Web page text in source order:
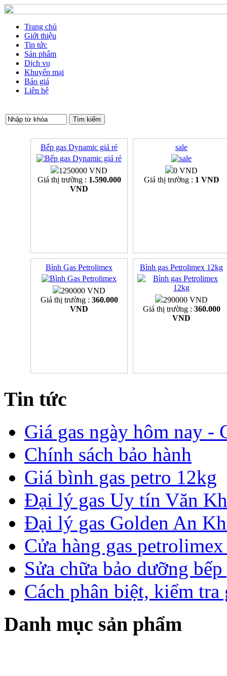
Trang chủ
Giới thiệu
Tin tức
Sản phẩm
Dịch vụ
Khuyến mại
Báo giá
Liên hệ
Bếp gas Dynamic giá rẻ
1250000 VND
Giá thị trường : 1.590.000
VND
sale
0 VND
Giá thị trường : 1 VND
Bình Gas Petrolimex
290000 VND
Giá thị trường : 360.000
VND
Bình gas Petrolimex 12kg
290000 VND
Giá thị trường : 360.000
VND
Tin tức
Giá gas ngày hôm nay -
Chính sách bảo hành
Giá bình gas petro 12kg
Đại lý gas Uy tín Văn
Đại lý gas Golden An
Cửa hàng gas
Sửa chữa bảo dưỡng
Cách phân biệt, kiểm
Danh mục sản phẩm